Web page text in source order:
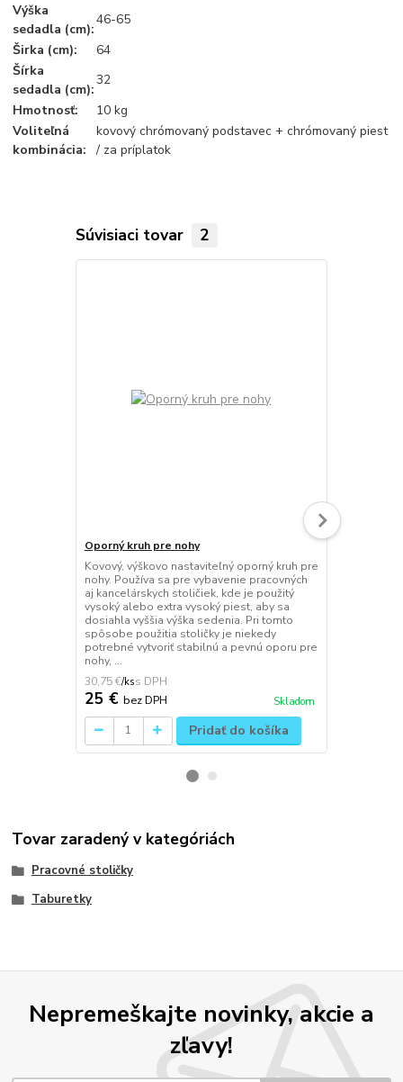
Výška
sedadla (cm):
46-65
Širka (cm):
64
Šírka
sedadla (cm):
32
Hmotnosť:
10 kg
Voliteľná
kombinácia:
kovový chrómovaný podstavec + chrómovaný piest
/ za príplatok
Súvisiaci tovar 2
Oporný kruh pre nohy
Kovový, výškovo nastaviteľný oporný kruh pre
nohy. Používa sa pre vybavenie pracovných
aj kancelárskych stoličiek, kde je použitý
vysoký alebo extra vysoký piest, aby sa
dosiahla vyššia výška sedenia. Pri tomto
spôsobe použitia stoličky je niekedy
potrebné vytvoriť stabilnú a pevnú oporu pre
nohy, ...
30,75 €/ks
25 € bez DPH Skladom
Pridať do košíka
Tovar zaradený v kategóriách
Pracovné stoličky
Taburetky
Nepremeškajte novinky, akcie a
zľavy!